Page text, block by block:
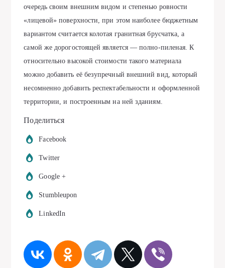
очередь своим внешним видом и степенью ровности
«лицевой» поверхности, при этом наиболее бюджетным
вариантом считается колотая гранитная брусчатка, а
самой же дорогостоящей является — полно-пиленая. К
относительно высокой стоимости такого материала
можно добавить её безупречный внешний вид, который
несомненно добавить респектабельности и оформленной
территории, и построенным на ней зданиям.
Поделиться
Facebook
Twitter
Google +
Stumbleupon
LinkedIn